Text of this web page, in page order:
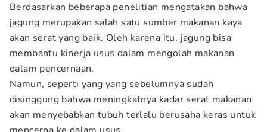
Berdasarkan beberapa penelitian mengatakan bahwa
jagung merupakan salah satu sumber makanan kaya
akan serat yang baik. Oleh karena itu, jagung bisa
membantu kinerja usus dalam mengolah makanan
dalam pencernaan.
Namun, seperti yang yang sebelumnya sudah
disinggung bahwa meningkatnya kadar serat makanan
akan menyebabkan tubuh terlalu berusaha keras untuk